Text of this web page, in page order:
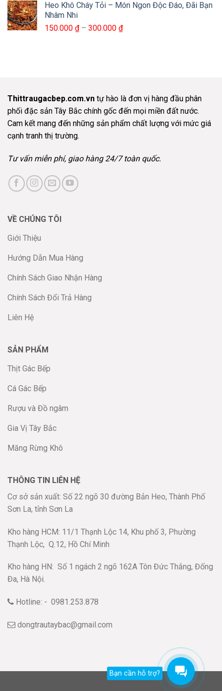
235.000 ₫
470.000 ₫
Heo Khô Cháy Tỏi – Món Ngon Độc Đáo, Đãi Bạn
Nhâm Nhi
150.000 ₫ – 300.000 ₫Khoảng
Thittraugacbep.com.vn tự hào là đơn vị hàng đầu phân
phối đặc sản Tây Bắc chính gốc đến mọi miền đất nước.
Cam kết mang đến những sản phẩm chất lượng với mức giá
cạnh tranh thị trường.
Tư vấn miễn phí, giao hàng 24/7 toàn quốc.
VỀ CHÚNG TÔI
Giới Thiệu
Hướng Dẫn Mua Hàng
Chính Sách Giao Nhận Hàng
Chính Sách Đổi Trả Hàng
Liên Hệ
SẢN PHẨM
Thịt Gác Bếp
Cá Gác Bếp
Rượu và Đồ ngâm
Gia Vị Tây Bắc
Măng Rừng Khô
THÔNG TIN LIÊN HỆ
Cơ sở sản xuất: Số 22 ngõ 30 đường Bản Heo, Thành Phố
Sơn La, tỉnh Sơn La
Kho hàng HCM: 11/1 Thạnh Lộc 14, Khu phố 3, Phường
Thạnh Lộc, Q.12, Hồ Chí Minh
Kho hàng HN: Số 1 ngách 2 ngõ 162A Tôn Đức Thắng, Đống
Đa, Hà Nội.
Hotline: - 0981.253.878
dongtrautaybac@gmail.com
Bạn cần hỗ trợ?